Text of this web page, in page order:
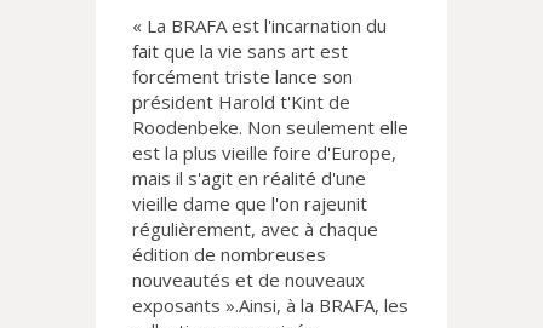
« La BRAFA est l'incarnation du
fait que la vie sans art est
forcément triste lance son
président Harold t'Kint de
Roodenbeke. Non seulement elle
est la plus vieille foire d'Europe,
mais il s'agit en réalité d'une
vieille dame que l'on rajeunit
régulièrement, avec à chaque
édition de nombreuses
nouveautés et de nouveaux
exposants ».Ainsi, à la BRAFA, les